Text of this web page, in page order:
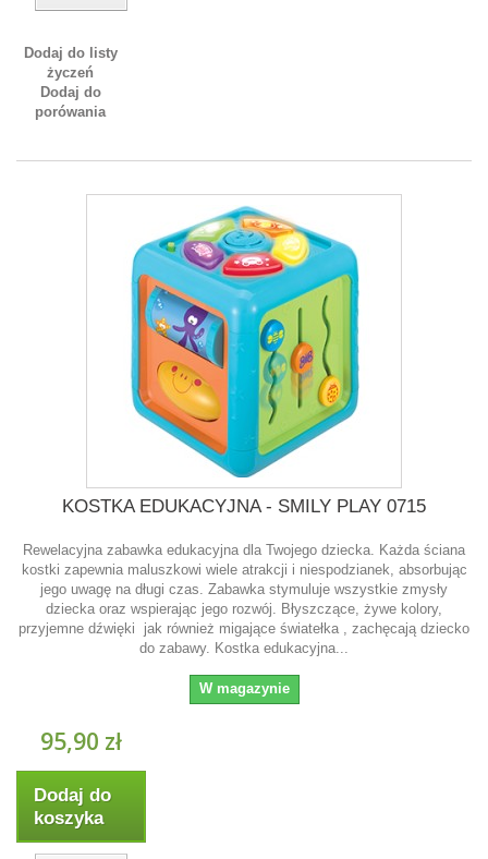
Dodaj do listy
życzeń
Dodaj do
porówania
KOSTKA EDUKACYJNA - SMILY PLAY 0715
Rewelacyjna zabawka edukacyjna dla Twojego dziecka. Każda ściana
kostki zapewnia maluszkowi wiele atrakcji i niespodzianek, absorbując
jego uwagę na długi czas. Zabawka stymuluje wszystkie zmysły
dziecka oraz wspierając jego rozwój. Błyszczące, żywe kolory,
przyjemne dźwięki jak również migające światełka , zachęcają dziecko
do zabawy. Kostka edukacyjna...
W magazynie
95,90 zł
Dodaj do
koszyka